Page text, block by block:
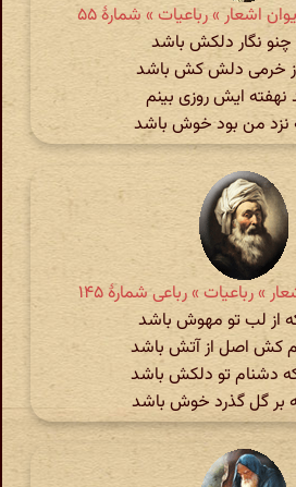
اشعار » رباعیات » شمارهٔ ۵۵
چنو نگار دلکش باشد
ز خرمی دلش کش باشد
ایش روزی بینم
نزد من بود خوش باشد
» رباعیات » رباعی شمارهٔ ۱۴۵
از لب تو مهوش باشد
کش اصل از آتش باشد
دشنام تو دلکش باشد
بر گل گذرد خوش باشد